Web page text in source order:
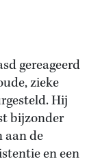
gereageerd
zieke
Hij
bijzonder
aan de
en een